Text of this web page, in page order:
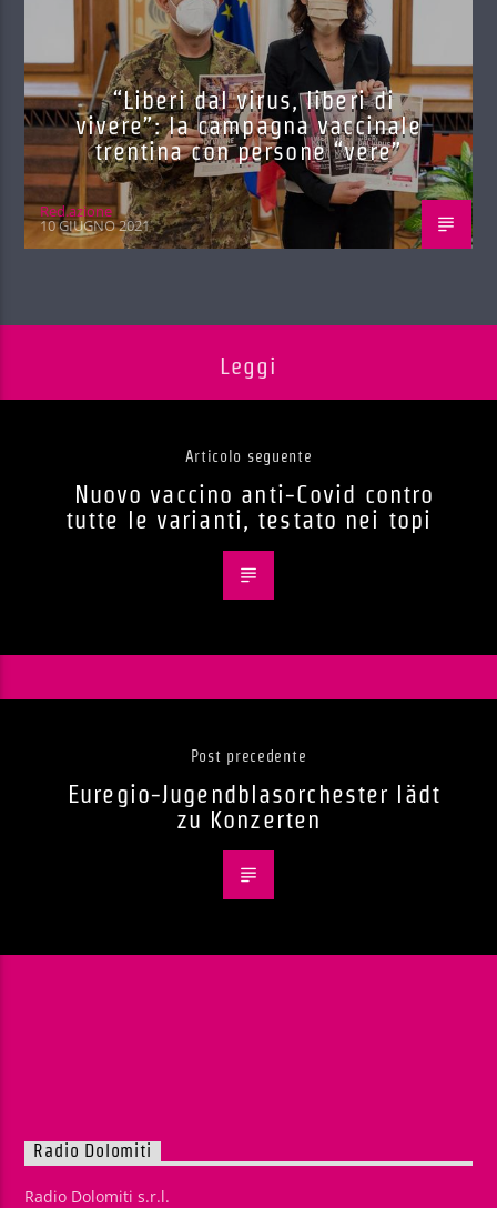
“Liberi dal virus, liberi di
vivere”: la campagna vaccinale
trentina con persone “vere”
Red.azione
10 GIUGNO 2021
Leggi
Articolo seguente
Nuovo vaccino anti-Covid contro
tutte le varianti, testato nei topi
Post precedente
Euregio-Jugendblasorchester lädt
zu Konzerten
Radio Dolomiti
Radio Dolomiti s.r.l.